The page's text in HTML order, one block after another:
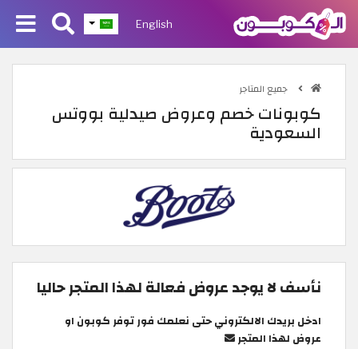
English
جميع المتاجر
كوبونات خصم وعروض صيدلية بووتس
السعودية
نأسف لا يوجد عروض فعالة لهذا المتجر حاليا
ادخل بريدك الالكتروني حتى نعلمك فور توفر كوبون او
عروض لهذا المتجر